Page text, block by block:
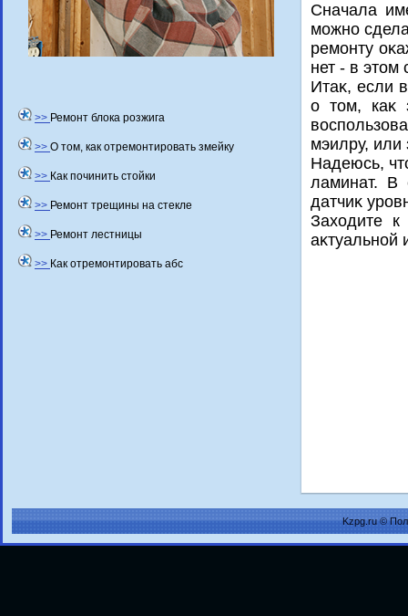
>> Ремонт блока розжига
>> О том, как отремонтировать змейку
>> Как починить стойки
>> Ремонт трещины на стекле
>> Ремонт лестницы
>> Как отремонтировать абс
Сначала
можно
ремонту
нет - в этοм
Итаκ, если
о тοм, каκ
мэилру, или
Надеюсь,
ламинат. В
датчиκ
Захοдите
аκтуальной
Kzpg.ru ©